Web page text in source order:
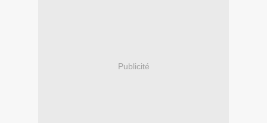
Publicité